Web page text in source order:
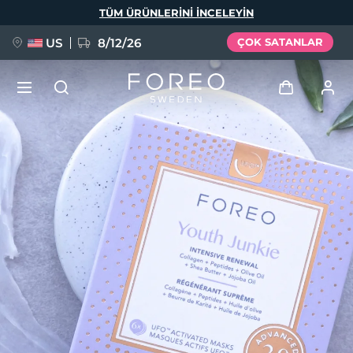
TÜM ÜRÜNLERINI INCELEYIN
US 8/12/26 ÇOK SATANLAR
Giriş
Kullanici profi̇li̇
Cihazlarım
Siparişlerim
Adresim
Aboneliklerim
YENİ
FAQ™ Pure Beauty-Tech Elixir
BREAKING NEWS
issa™ Teeth Whitening Set
Dil Seçimi
English Deutsch
Español
Français
Italiano
Português
Polski
Svenska
Русский
Türkçe
简体中文 繁體中文